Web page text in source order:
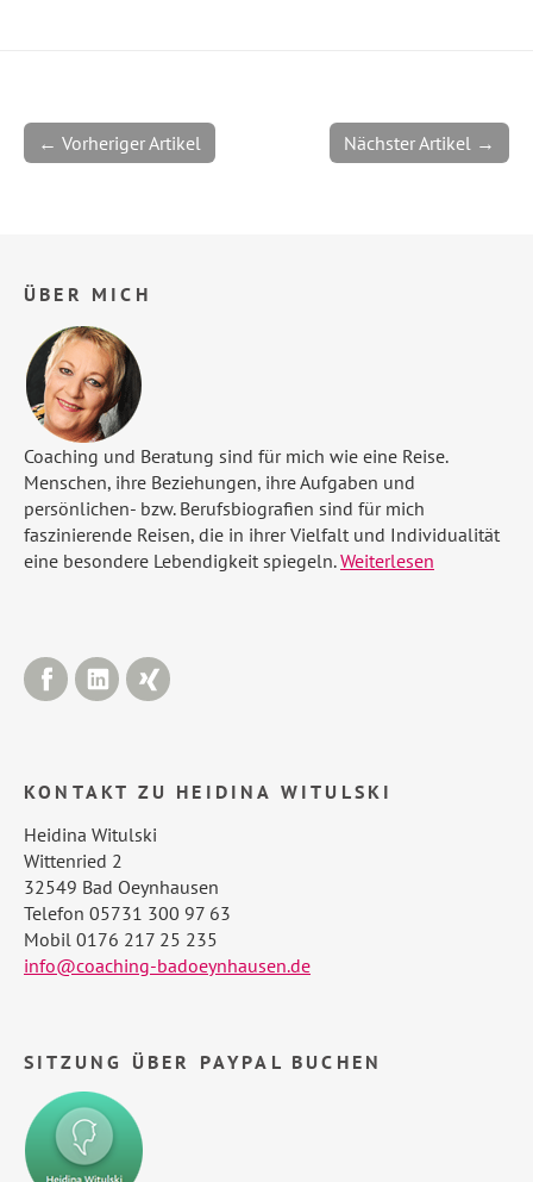
Nächster Artikel →
← Vorheriger Artikel
ÜBER MICH
Coaching und Beratung sind für mich wie eine Reise.
Menschen, ihre Beziehungen, ihre Aufgaben und
persönlichen- bzw. Berufsbiografien sind für mich
faszinierende Reisen, die in ihrer Vielfalt und Individualität
eine besondere Lebendigkeit spiegeln.Weiterlesen
FacebookLinkedIn
KONTAKT ZU HEIDINA WITULSKI
Heidina Witulski
Wittenried 2
32549 Bad Oeynhausen
Telefon 05731 300 97 63
Mobil 0176 217 25 235
info@coaching-badoeynhausen.de
SITZUNG ÜBER PAYPAL BUCHEN